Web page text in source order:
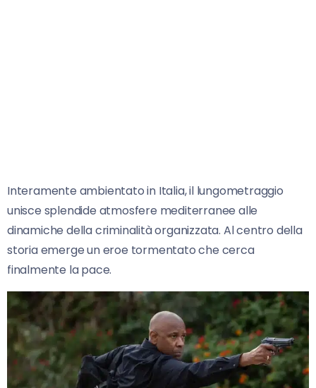
Interamente ambientato in Italia, il lungometraggio
unisce splendide atmosfere mediterranee alle
dinamiche della criminalità organizzata. Al centro della
storia emerge un eroe tormentato che cerca
finalmente la pace.